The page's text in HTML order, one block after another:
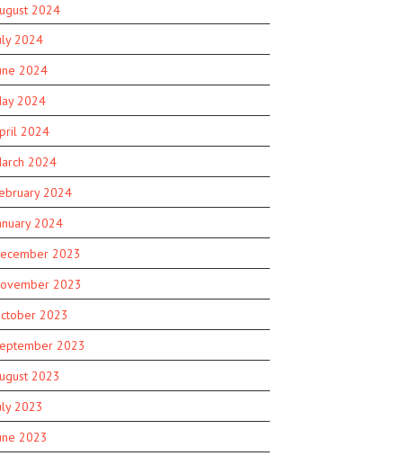
2024
2024
2024
2024
2024
2024
2024
2024
2023
2023
2023
2023
2023
2023
2023